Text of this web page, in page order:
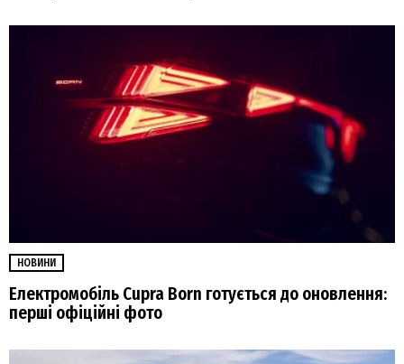
НОВИНИ
Електромобіль Cupra Born готується до оновлення:
перші офіційні фото